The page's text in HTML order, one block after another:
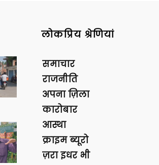
लोकप्रिय श्रेणियां
समाचार
राजनीति
अपना ज़िला
कारोबार
आस्था
क्राइम ब्यूरो
ज़रा इधर भी